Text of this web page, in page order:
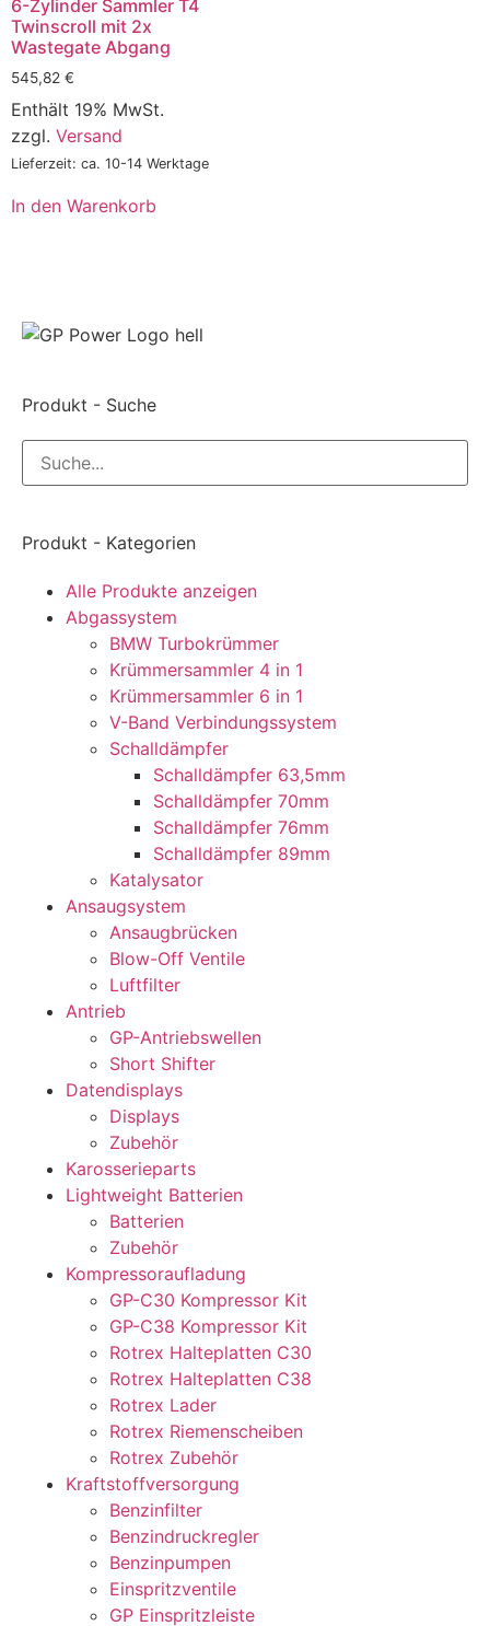
Produkt - Suche
Produkt - Kategorien
Alle Produkte anzeigen
Abgassystem
BMW Turbokrümmer
Krümmersammler 4 in 1
Krümmersammler 6 in 1
V-Band Verbindungssystem
Schalldämpfer
Schalldämpfer 63,5mm
Schalldämpfer 70mm
Schalldämpfer 76mm
Schalldämpfer 89mm
Katalysator
Ansaugsystem
Ansaugbrücken
Blow-Off Ventile
Luftfilter
Antrieb
GP-Antriebswellen
Short Shifter
Datendisplays
Displays
Zubehör
Karosserieparts
Lightweight Batterien
Batterien
Zubehör
Kompressoraufladung
GP-C30 Kompressor Kit
GP-C38 Kompressor Kit
Rotrex Halteplatten C30
Rotrex Halteplatten C38
Rotrex Lader
Rotrex Riemenscheiben
Rotrex Zubehör
Kraftstoffversorgung
Benzinfilter
Benzindruckregler
Benzinpumpen
Einspritzventile
GP Einspritzleiste
6-Zylinder Sammler T4
Twinscroll mit 2x
Wastegate Abgang
545,82 €
Enthält 19% MwSt.
zzgl. Versand
Lieferzeit: ca. 10-14 Werktage
In den Warenkorb